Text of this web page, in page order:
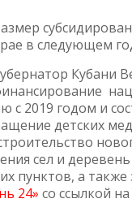
в следующем
Кубани
с 2019 годом и
детских
сел и
пунктов, а
24» со ссылкой